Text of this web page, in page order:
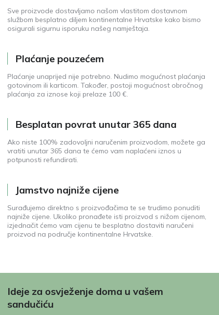
Sve proizvode dostavljamo našom vlastitom dostavnom
službom besplatno diljem kontinentalne Hrvatske kako bismo
osigurali sigurnu isporuku našeg namještaja.
Plaćanje pouzećem
Plaćanje unaprijed nije potrebno. Nudimo mogućnost plaćanja
gotovinom ili karticom. Također, postoji mogućnost obročnog
plaćanja za iznose koji prelaze 100 €.
Besplatan povrat unutar 365 dana
Ako niste 100% zadovoljni naručenim proizvodom, možete ga
vratiti unutar 365 dana te ćemo vam naplaćeni iznos u
potpunosti refundirati.
Jamstvo najniže cijene
Surađujemo direktno s proizvođačima te se trudimo ponuditi
najniže cijene. Ukoliko pronađete isti proizvod s nižom cijenom,
izjednačit ćemo vam cijenu te besplatno dostaviti naručeni
proizvod na područje kontinentalne Hrvatske.
Ideje za osvježenje doma u vašem
sandučiću